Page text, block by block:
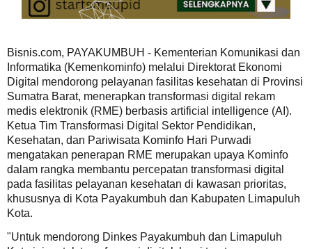
Bisnis.com, PAYAKUMBUH - Kementerian Komunikasi dan
Informatika (Kemenkominfo) melalui Direktorat Ekonomi
Digital mendorong pelayanan fasilitas kesehatan di Provinsi
Sumatra Barat, menerapkan transformasi digital rekam
medis elektronik (RME) berbasis artificial intelligence (AI).
Ketua Tim Transformasi Digital Sektor Pendidikan,
Kesehatan, dan Pariwisata Kominfo Hari Purwadi
mengatakan penerapan RME merupakan upaya Kominfo
dalam rangka membantu percepatan transformasi digital
pada fasilitas pelayanan kesehatan di kawasan prioritas,
khususnya di Kota Payakumbuh dan Kabupaten Limapuluh
Kota.
"Untuk mendorong Dinkes Payakumbuh dan Limapuluh